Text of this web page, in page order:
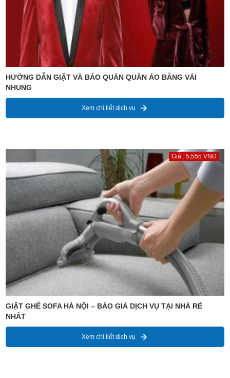
HƯỚNG DẪN GIẶT VÀ BẢO QUẢN QUẦN ÁO BẰNG VẢI
NHUNG
Xem chi tiết dịch vụ
Giá : 5,555 VNĐ
GIẶT GHẾ SOFA HÀ NỘI – BÁO GIÁ DỊCH VỤ TẠI NHÀ RẺ
NHẤT
Xem chi tiết dịch vụ